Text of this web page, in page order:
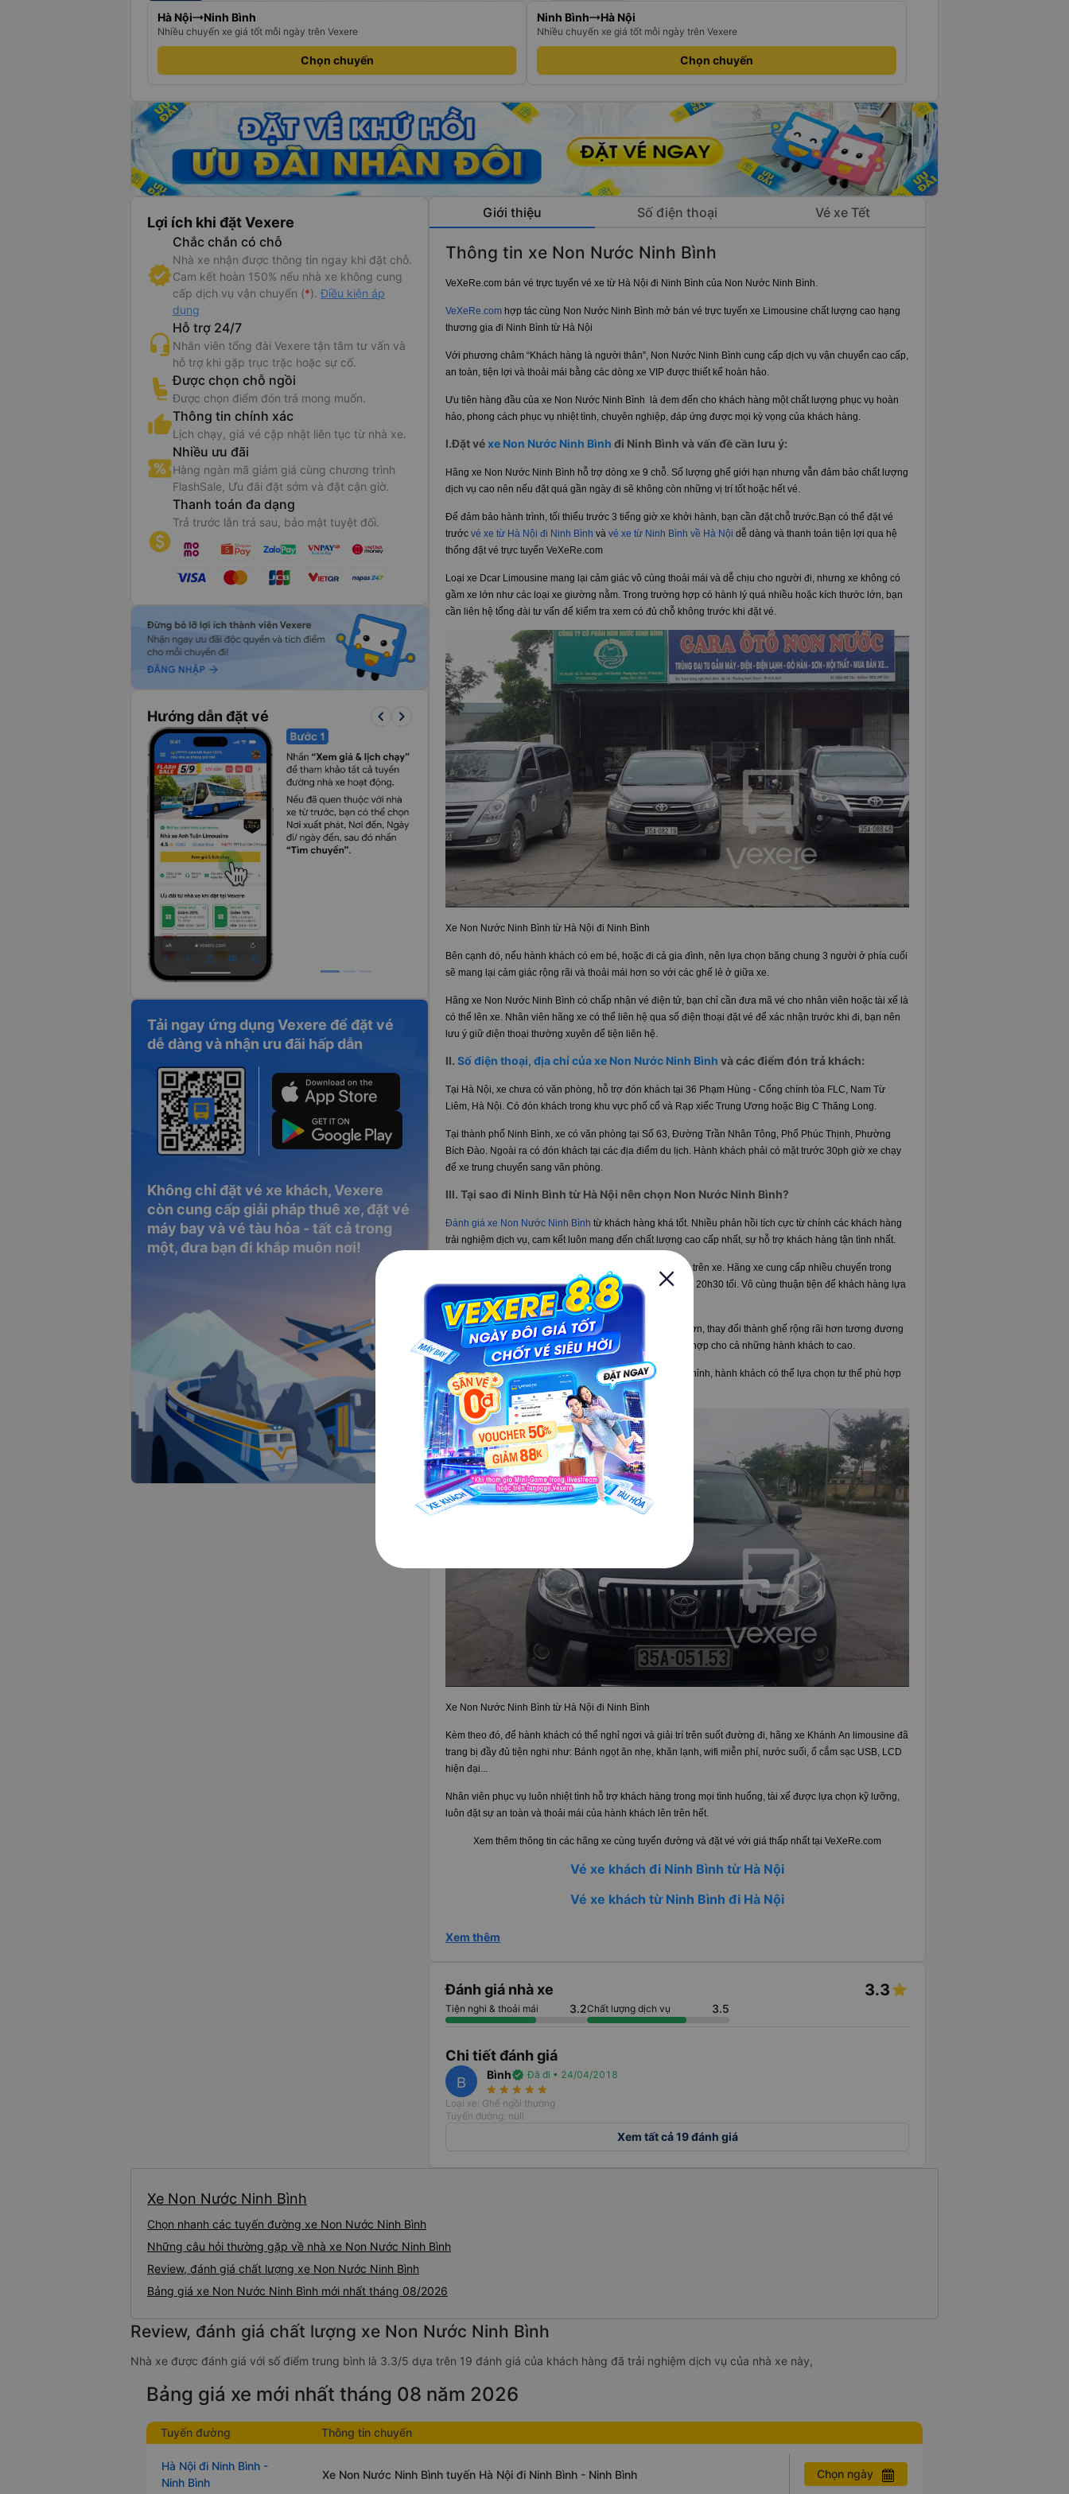
Hà Nội Ninh Bình
Nhiều chuyến xe giá tốt mỗi ngày trên Vexere
Chọn chuyến
Ninh Bình Hà Nội
Nhiều chuyến xe giá tốt mỗi ngày trên Vexere
Chọn chuyến
Lợi ích khi đặt Vexere
Chắc chắn có chỗ
Nhà xe nhận được thông tin ngay khi đặt chỗ.
Cam kết hoàn 150% nếu nhà xe không cung
cấp dịch vụ vận chuyển (*). Điều kiện áp
dụng
Hỗ trợ 24/7
Nhân viên tổng đài Vexere tận tâm tư vấn và
hỗ trợ khi gặp trục trặc hoặc sự cố.
Được chọn chỗ ngồi
Được chọn điểm đón trả mong muốn.
Thông tin chính xác
Lịch chạy, giá vé cập nhật liên tục từ nhà xe.
Nhiều ưu đãi
Hàng ngàn mã giảm giá cùng chương trình
FlashSale, Ưu đãi đặt sớm và đặt cận giờ.
Thanh toán đa dạng
Trả trước lẫn trả sau, bảo mật tuyệt đối.
Hướng dẫn đặt vé keyboard_arrow_left keyboard_arrow_right
Tải ngay ứng dụng Vexere để đặt vé
dễ dàng và nhận ưu đãi hấp dẫn
Không chỉ đặt vé xe khách, Vexere
còn cung cấp giải pháp thuê xe, đặt vé
máy bay và vé tàu hỏa - tất cả trong
một, đưa bạn đi khắp muôn nơi!
Giới thiệu Số điện thoại Vé xe Tết
Thông tin xe Non Nước Ninh Bình
VeXeRe.com bán vé trực tuyến vé xe từ Hà Nội đi Ninh Bình của Non Nước Ninh Bình.
VeXeRe.com hợp tác cùng Non Nước Ninh Bình mở bán vé trực tuyến xe Limousine chất lượng cao hạng
thương gia đi Ninh Bình từ Hà Nội
Với phương châm “Khách hàng là người thân”, Non Nước Ninh Bình cung cấp dịch vụ vận chuyển cao cấp,
an toàn, tiện lợi và thoải mái bằng các dòng xe VIP được thiết kế hoàn hảo.
Ưu tiên hàng đầu của xe Non Nước Ninh Bình là đem đến cho khách hàng một chất lượng phục vụ hoàn
hảo, phong cách phục vụ nhiệt tình, chuyên nghiệp, đáp ứng được mọi kỳ vọng của khách hàng.
I.Đặt véxe Non Nước Ninh Bình đi Ninh Bình và vấn đề cần lưu ý:
Hãng xe Non Nước Ninh Bình hỗ trợ dòng xe 9 chỗ. Số lượng ghế giới hạn nhưng vẫn đảm bảo chất lượng
dịch vụ cao nên nếu đặt quá gần ngày đi sẽ không còn những vị trí tốt hoặc hết vé.
Để đảm bảo hành trình, tối thiểu trước 3 tiếng giờ xe khởi hành, bạn cần đặt chỗ trước.Bạn có thể đặt vé
trước vé xe từ Hà Nội đi Ninh Bình và vé xe từ Ninh Bình về Hà Nội dễ dàng và thanh toán tiện lợi qua hệ
thống đặt vé trực tuyến VeXeRe.com
Loại xe Dcar Limousine mang lại cảm giác vô cùng thoải mái và dễ chịu cho người đi, nhưng xe không có
gầm xe lớn như các loại xe giường nằm. Trong trường hợp có hành lý quá nhiều hoặc kích thước lớn, bạn
cần liên hệ tổng đài tư vấn để kiểm tra xem có đủ chỗ không trước khi đặt vé.
Xe Non Nước Ninh Bình từ Hà Nội đi Ninh Bình
Bên cạnh đó, nếu hành khách có em bé, hoặc đi cả gia đình, nên lựa chọn băng chung 3 người ở phía cuối
sẽ mang lại cảm giác rộng rãi và thoải mái hơn so với các ghế lẻ ở giữa xe.
Hãng xe Non Nước Ninh Bình có chấp nhận vé điện tử, bạn chỉ cần đưa mã vé cho nhân viên hoặc tài xế là
có thể lên xe. Nhân viên hãng xe có thể liên hệ qua số điện thoại đặt vé để xác nhận trước khi đi, bạn nên
lưu ý giữ điện thoại thường xuyên để tiện liên hệ.
II. Số điện thoại, địa chỉ của xe Non Nước Ninh Bình và các điểm đón trả khách:
Tại Hà Nội, xe chưa có văn phòng, hỗ trợ đón khách tại 36 Phạm Hùng - Cổng chính tòa FLC, Nam Từ
Liêm, Hà Nội. Có đón khách trong khu vực phố cổ và Rạp xiếc Trung Ương hoặc Big C Thăng Long.
Tại thành phố Ninh Bình, xe có văn phòng tại Số 63, Đường Trần Nhân Tông, Phố Phúc Thịnh, Phường
Bích Đào. Ngoài ra có đón khách tại các địa điểm du lịch. Hành khách phải có mặt trước 30ph giờ xe chạy
để xe trung chuyển sang văn phòng.
III. Tại sao đi Ninh Bình từ Hà Nội nên chọn Non Nước Ninh Bình?
Đánh giá xe Non Nước Ninh Bình từ khách hàng khá tốt. Nhiều phản hồi tích cực từ chính các khách hàng
trải nghiệm dịch vụ, cam kết luôn mang đến chất lượng cao cấp nhất, sự hỗ trợ khách hàng tận tình nhất.
Thời gian di chuyển rút ngắn chỉ còn khoảng 1 tiếng rưỡi trên xe. Hãng xe cung cấp nhiều chuyến trong
ngày, cách 30 phút có 1 chuyến liên tục từ 4h30 sáng đến 20h30 tối. Vô cùng thuận tiện để khách hàng lựa
chọn giờ đi phù hợp.
Được thiết kế cải tiến từ xe lớn thành loại xe ít chỗ ngồi hơn, thay đổi thành ghế rộng rãi hơn tương đương
với ghế hạng thương gia của các hãng hàng không, phù hợp cho cả những hành khách to cao.
Các ghế ngồi được thiết kế trượt ngã bằng các nút điều chỉnh, hành khách có thể lựa chọn tư thế phù hợp
và thoải mái nhất một cách dễ dàng, nhanh chóng.
Xe Non Nước Ninh Bình từ Hà Nội đi Ninh Bình
Kèm theo đó, để hành khách có thể nghỉ ngơi và giải trí trên suốt đường đi, hãng xe Khánh An limousine đã
trang bị đầy đủ tiện nghi như: Bánh ngọt ăn nhẹ, khăn lạnh, wifi miễn phí, nước suối, ổ cắm sạc USB, LCD
hiện đại...
Nhân viên phục vụ luôn nhiệt tình hỗ trợ khách hàng trong mọi tình huống, tài xế được lựa chọn kỹ lưỡng,
luôn đặt sự an toàn và thoải mái của hành khách lên trên hết.
Xem thêm thông tin các hãng xe cùng tuyến đường và đặt vé với giá thấp nhất tại VeXeRe.com
Vé xe khách đi Ninh Bình từ Hà Nội
Vé xe khách từ Ninh Bình đi Hà Nội
Xem thêm
Đánh giá nhà xe 3.3
Tiện nghi & thoải mái 3.2Chất lượng dịch vụ 3.5
Chi tiết đánh giá
B Bìnhverified Đã đi • 24/04/2018
star_rate star_rate star_rate star_rate star_rate
Loại xe: Ghế ngồi thường
Tuyến đường: null
Xem tất cả 19 đánh giá
Xe Non Nước Ninh Bình
Chọn nhanh các tuyến đường xe Non Nước Ninh Bình
Những câu hỏi thường gặp về nhà xe Non Nước Ninh Bình
Review, đánh giá chất lượng xe Non Nước Ninh Bình
Bảng giá xe Non Nước Ninh Bình mới nhất tháng 08/2026
Review, đánh giá chất lượng xe Non Nước Ninh Bình
Nhà xe được đánh giá với số điểm trung bình là 3.3/5 dựa trên 19 đánh giá của khách hàng đã trải nghiệm dịch vụ của nhà xe này,
Bảng giá xe mới nhất tháng 08 năm 2026
Tuyến đường Thông tin chuyến
Hà Nội đi Ninh Bình -
Ninh Bình
Xe Non Nước Ninh Bình tuyến Hà Nội đi Ninh Bình - Ninh Bình Chọn ngày